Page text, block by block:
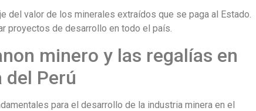
del valor de los minerales extraídos que se paga al Estado.
proyectos de desarrollo en todo el país.
minero y las regalías en
Perú
para el desarrollo de la industria minera en el